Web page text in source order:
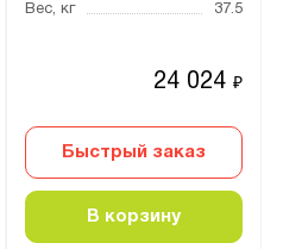
Вес, кг
37.5
24 024₽
Быстрый заказ
В корзину